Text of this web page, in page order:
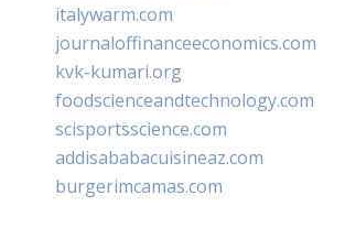
italywarm.com
journaloffinanceeconomics.com
kvk-kumari.org
foodscienceandtechnology.com
scisportsscience.com
addisababacuisineaz.com
burgerimcamas.com